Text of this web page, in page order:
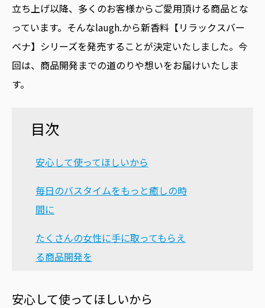
立ち上げ以降、多くのお客様からご愛用頂ける商品とな
っています。そんなlaugh.から新香料【リラックスバー
ベナ】シリーズを発売することが決定いたしました。今
回は、商品開発までの道のりや想いをお届けいたしま
す。
目次
安心して使ってほしいから
毎日のバスタイムをもっと癒しの時
間に
たくさんの女性に手に取ってもらえ
る商品開発を
安心して使ってほしいから